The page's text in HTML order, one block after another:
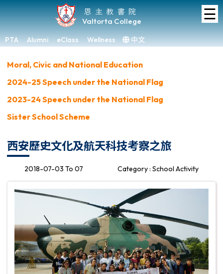
恩主教書院
Valtorta College
PTA Alumni eClass Wellness 中文
☰
Home
About
VC
Academic
Student
Achievements
Admissions
Moral, Civic and National Education
2024-25 Speech under the National Flag
2023-24 Speech under the National Flag
Sister School Scheme
西安歷史文化及航天科技考察之旅
2018-07-03 To 07 Category : School Activity